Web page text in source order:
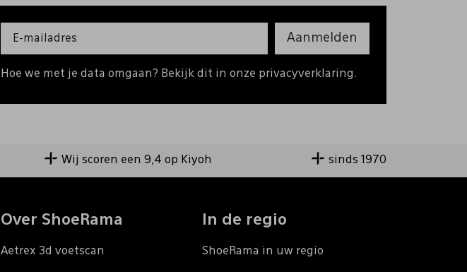
Aanmelden
Hoe we met je data omgaan? Bekijk dit in onze privacyverklaring.
Wij scoren een 9,4 op Kiyoh sinds 1970
Over ShoeRama
Aetrex 3d voetscan
In de regio
ShoeRama in uw regio